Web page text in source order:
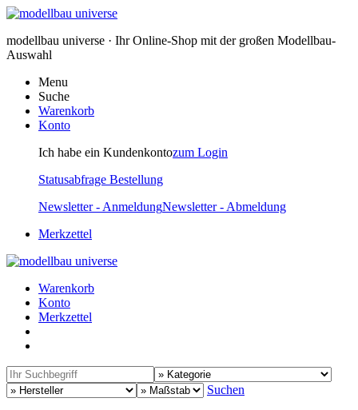
modellbau universe · Ihr Online-Shop mit der großen Modellbau-
Auswahl
Menu
Suche
Warenkorb
Konto
Ich habe ein Kundenkontozum Login
Statusabfrage Bestellung
Newsletter - AnmeldungNewsletter - Abmeldung
Merkzettel
Warenkorb
Konto
Merkzettel
Suchen